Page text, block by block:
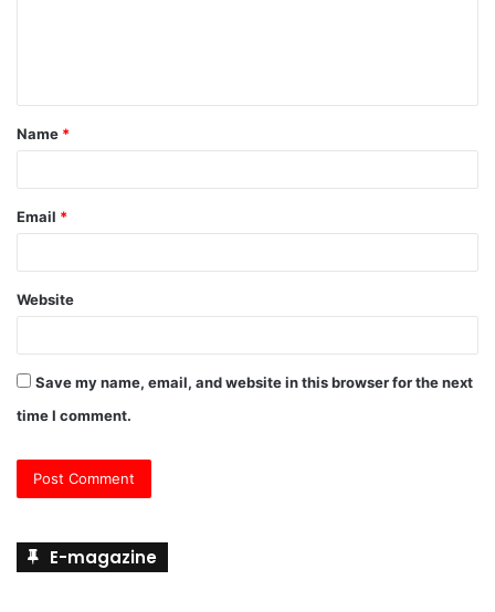
t
*
Name *
Email *
Website
Save my name, email, and website in this browser for the next
time I comment.
E-magazine